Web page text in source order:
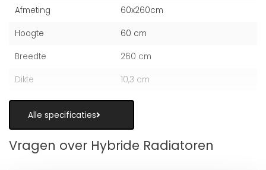
Afmeting 60x260cm
Hoogte 60 cm
Breedte 260 cm
Dikte 10,3 cm
Alle specificaties
Vragen over Hybride Radiatoren